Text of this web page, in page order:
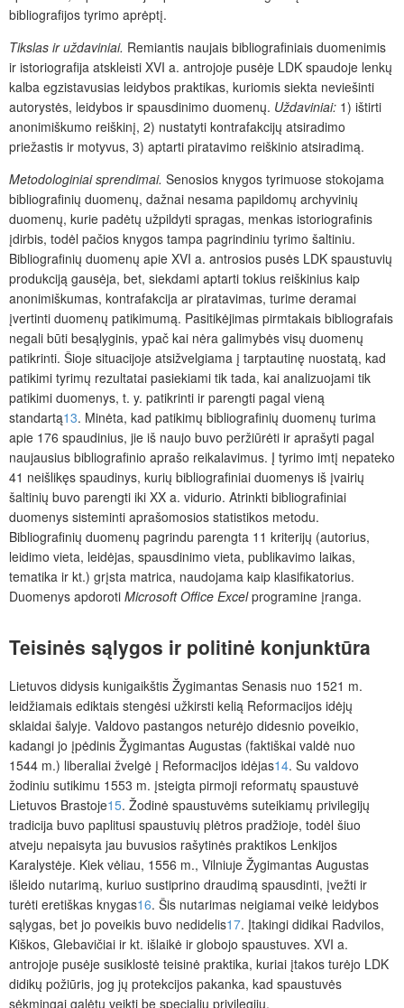
bibliografijos tyrimo aprėptį.
Tikslas ir uždaviniai. Remiantis naujais bibliografiniais duomenimis
ir istoriografija atskleisti XVI a. antrojoje pusėje LDK spaudoje lenkų
kalba egzistavusias leidybos praktikas, kuriomis siekta neviešinti
autorystės, leidybos ir spausdinimo duomenų. Uždaviniai: 1) ištirti
anonimiškumo reiškinį, 2) nustatyti kontrafakcijų atsiradimo
priežastis ir motyvus, 3) aptarti piratavimo reiškinio atsiradimą.
Metodologiniai sprendimai. Senosios knygos tyrimuose stokojama
bibliografinių duomenų, dažnai nesama papildomų archyvinių
duomenų, kurie padėtų užpildyti spragas, menkas istoriografinis
įdirbis, todėl pačios knygos tampa pagrindiniu tyrimo šaltiniu.
Bibliografinių duomenų apie XVI a. antrosios pusės LDK spaustuvių
produkciją gausėja, bet, siekdami aptarti tokius reiškinius kaip
anonimiškumas, kontrafakcija ar piratavimas, turime deramai
įvertinti duomenų patikimumą. Pasitikėjimas pirmtakais bibliografais
negali būti besąlyginis, ypač kai nėra galimybės visų duomenų
patikrinti. Šioje situacijoje atsižvelgiama į tarptautinę nuostatą, kad
patikimi tyrimų rezultatai pasiekiami tik tada, kai analizuojami tik
patikimi duomenys, t. y. patikrinti ir parengti pagal vieną
standartą13. Minėta, kad patikimų bibliografinių duomenų turima
apie 176 spaudinius, jie iš naujo buvo peržiūrėti ir aprašyti pagal
naujausius bibliografinio aprašo reikalavimus. Į tyrimo imtį nepateko
41 neišlikęs spaudinys, kurių bibliografiniai duomenys iš įvairių
šaltinių buvo parengti iki XX a. vidurio. Atrinkti bibliografiniai
duomenys sisteminti aprašomosios statistikos metodu.
Bibliografinių duomenų pagrindu parengta 11 kriterijų (autorius,
leidimo vieta, leidėjas, spausdinimo vieta, publikavimo laikas,
tematika ir kt.) grįsta matrica, naudojama kaip klasifikatorius.
Duomenys apdoroti Microsoft Office Excelprogramine įranga.
Teisinės sąlygos ir politinė konjunktūra
Lietuvos didysis kunigaikštis Žygimantas Senasis nuo 1521 m.
leidžiamais ediktais stengėsi užkirsti kelią Reformacijos idėjų
sklaidai šalyje. Valdovo pastangos neturėjo didesnio poveikio,
kadangi jo įpėdinis Žygimantas Augustas (faktiškai valdė nuo
1544 m.) liberaliai žvelgė į Reformacijos idėjas14. Su valdovo
žodiniu sutikimu 1553 m. įsteigta pirmoji reformatų spaustuvė
Lietuvos Brastoje15. Žodinė spaustuvėms suteikiamų privilegijų
tradicija buvo paplitusi spaustuvių plėtros pradžioje, todėl šiuo
atveju nepaisyta jau buvusios rašytinės praktikos Lenkijos
Karalystėje. Kiek vėliau, 1556 m., Vilniuje Žygimantas Augustas
išleido nutarimą, kuriuo sustiprino draudimą spausdinti, įvežti ir
turėti eretiškas knygas16. Šis nutarimas neigiamai veikė leidybos
sąlygas, bet jo poveikis buvo nedidelis17. Įtakingi didikai Radvilos,
Kiškos, Glebavičiai ir kt. išlaikė ir globojo spaustuves. XVI a.
antrojoje pusėje susiklostė teisinė praktika, kuriai įtakos turėjo LDK
didikų požiūris, jog jų protekcijos pakanka, kad spaustuvės
sėkmingai galėtų veikti be specialių privilegijų.